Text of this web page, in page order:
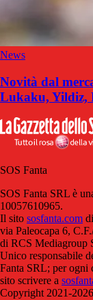
News
Novità dal
Lukaku, Yildiz,
SOS Fanta
SOS Fanta SRL è
10057610965.
Il sito sosfanta.com
via Paleocapa 6,
di RCS Mediagroup
Unico responsabile
Fanta SRL; per ogni
sito scrivere a
Copyright 2021-